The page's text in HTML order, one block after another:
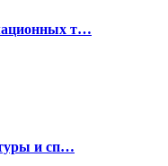
т…
и сп…